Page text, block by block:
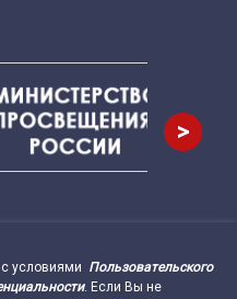
>
условиями Пользовательского
. Если Вы не